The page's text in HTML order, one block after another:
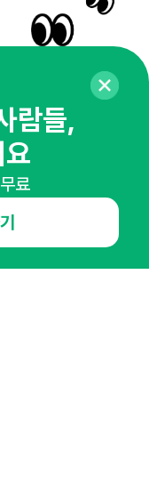
람들,
료